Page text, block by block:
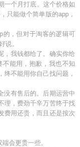
一个月打底。这个价格如
只能做个简单版的app，
的，但对于淘客的逻辑可
说。
，我钱都给了。确实你给
能用，抱歉，我也不知
终不能用你自己找问题，
没有售后的。后期运营中
理，费劲千辛万苦终于找
费用还贵，而且还是按次
会更贵一些。